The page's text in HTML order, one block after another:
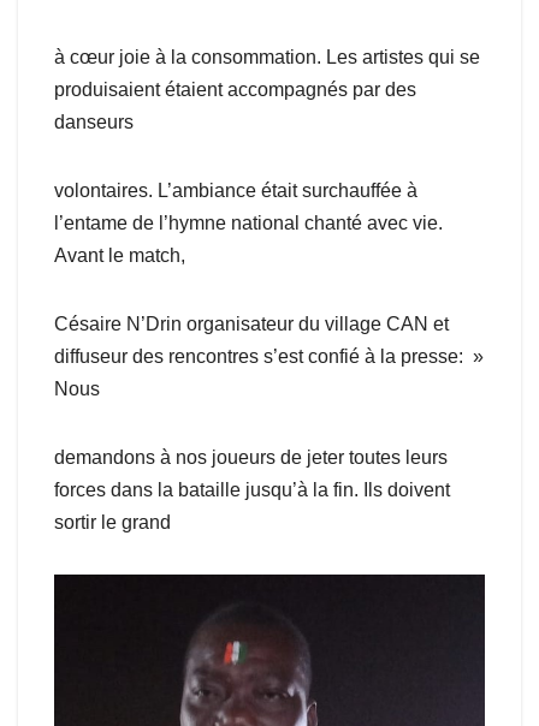
à cœur joie à la consommation. Les artistes qui se
produisaient étaient accompagnés par des
danseurs
volontaires. L’ambiance était surchauffée à
l’entame de l’hymne national chanté avec vie.
Avant le match,
Césaire N’Drin organisateur du village CAN et
diffuseur des rencontres s’est confié à la presse: »
Nous
demandons à nos joueurs de jeter toutes leurs
forces dans la bataille jusqu’à la fin. Ils doivent
sortir le grand